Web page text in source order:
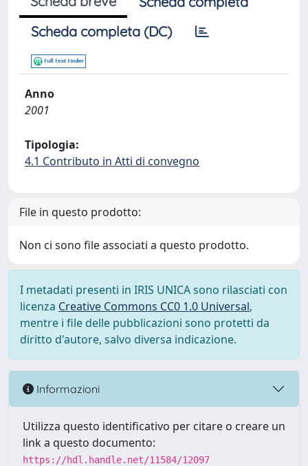
Scheda completa (DC)
Anno
2001
Tipologia:
4.1 Contributo in Atti di convegno
File in questo prodotto:
Non ci sono file associati a questo prodotto.
I metadati presenti in IRIS UNICA sono rilasciati con
licenza Creative Commons CC0 1.0 Universal,
mentre i file delle pubblicazioni sono protetti da
diritto d'autore, salvo diversa indicazione.
Informazioni
Utilizza questo identificativo per citare o creare un
link a questo documento:
https://hdl.handle.net/11584/12097